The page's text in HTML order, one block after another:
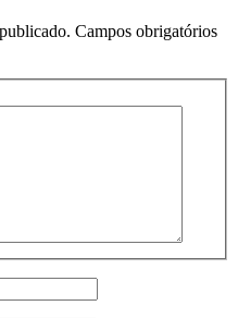
Campos obrigatórios